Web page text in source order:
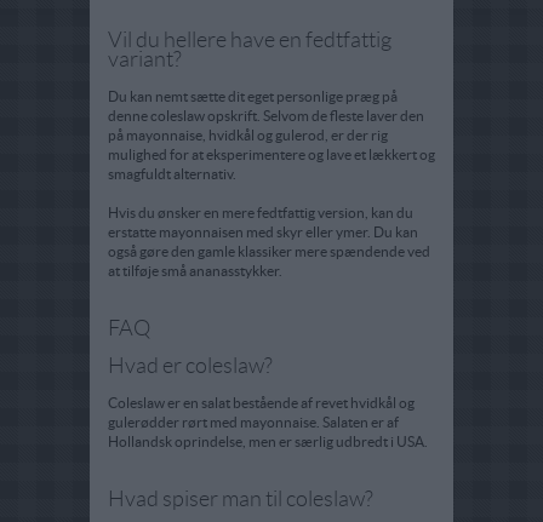
Vil du hellere have en fedtfattig
variant?
Du kan nemt sætte dit eget personlige præg på
denne coleslaw opskrift. Selvom de fleste laver den
på mayonnaise, hvidkål og gulerod, er der rig
mulighed for at eksperimentere og lave et lækkert og
smagfuldt alternativ.
Hvis du ønsker en mere fedtfattig version, kan du
erstatte mayonnaisen med skyr eller ymer. Du kan
også gøre den gamle klassiker mere spændende ved
at tilføje små ananasstykker.
FAQ
Hvad er coleslaw?
Coleslaw er en salat bestående af revet hvidkål og
gulerødder rørt med mayonnaise. Salaten er af
Hollandsk oprindelse, men er særlig udbredt i USA.
Hvad spiser man til coleslaw?